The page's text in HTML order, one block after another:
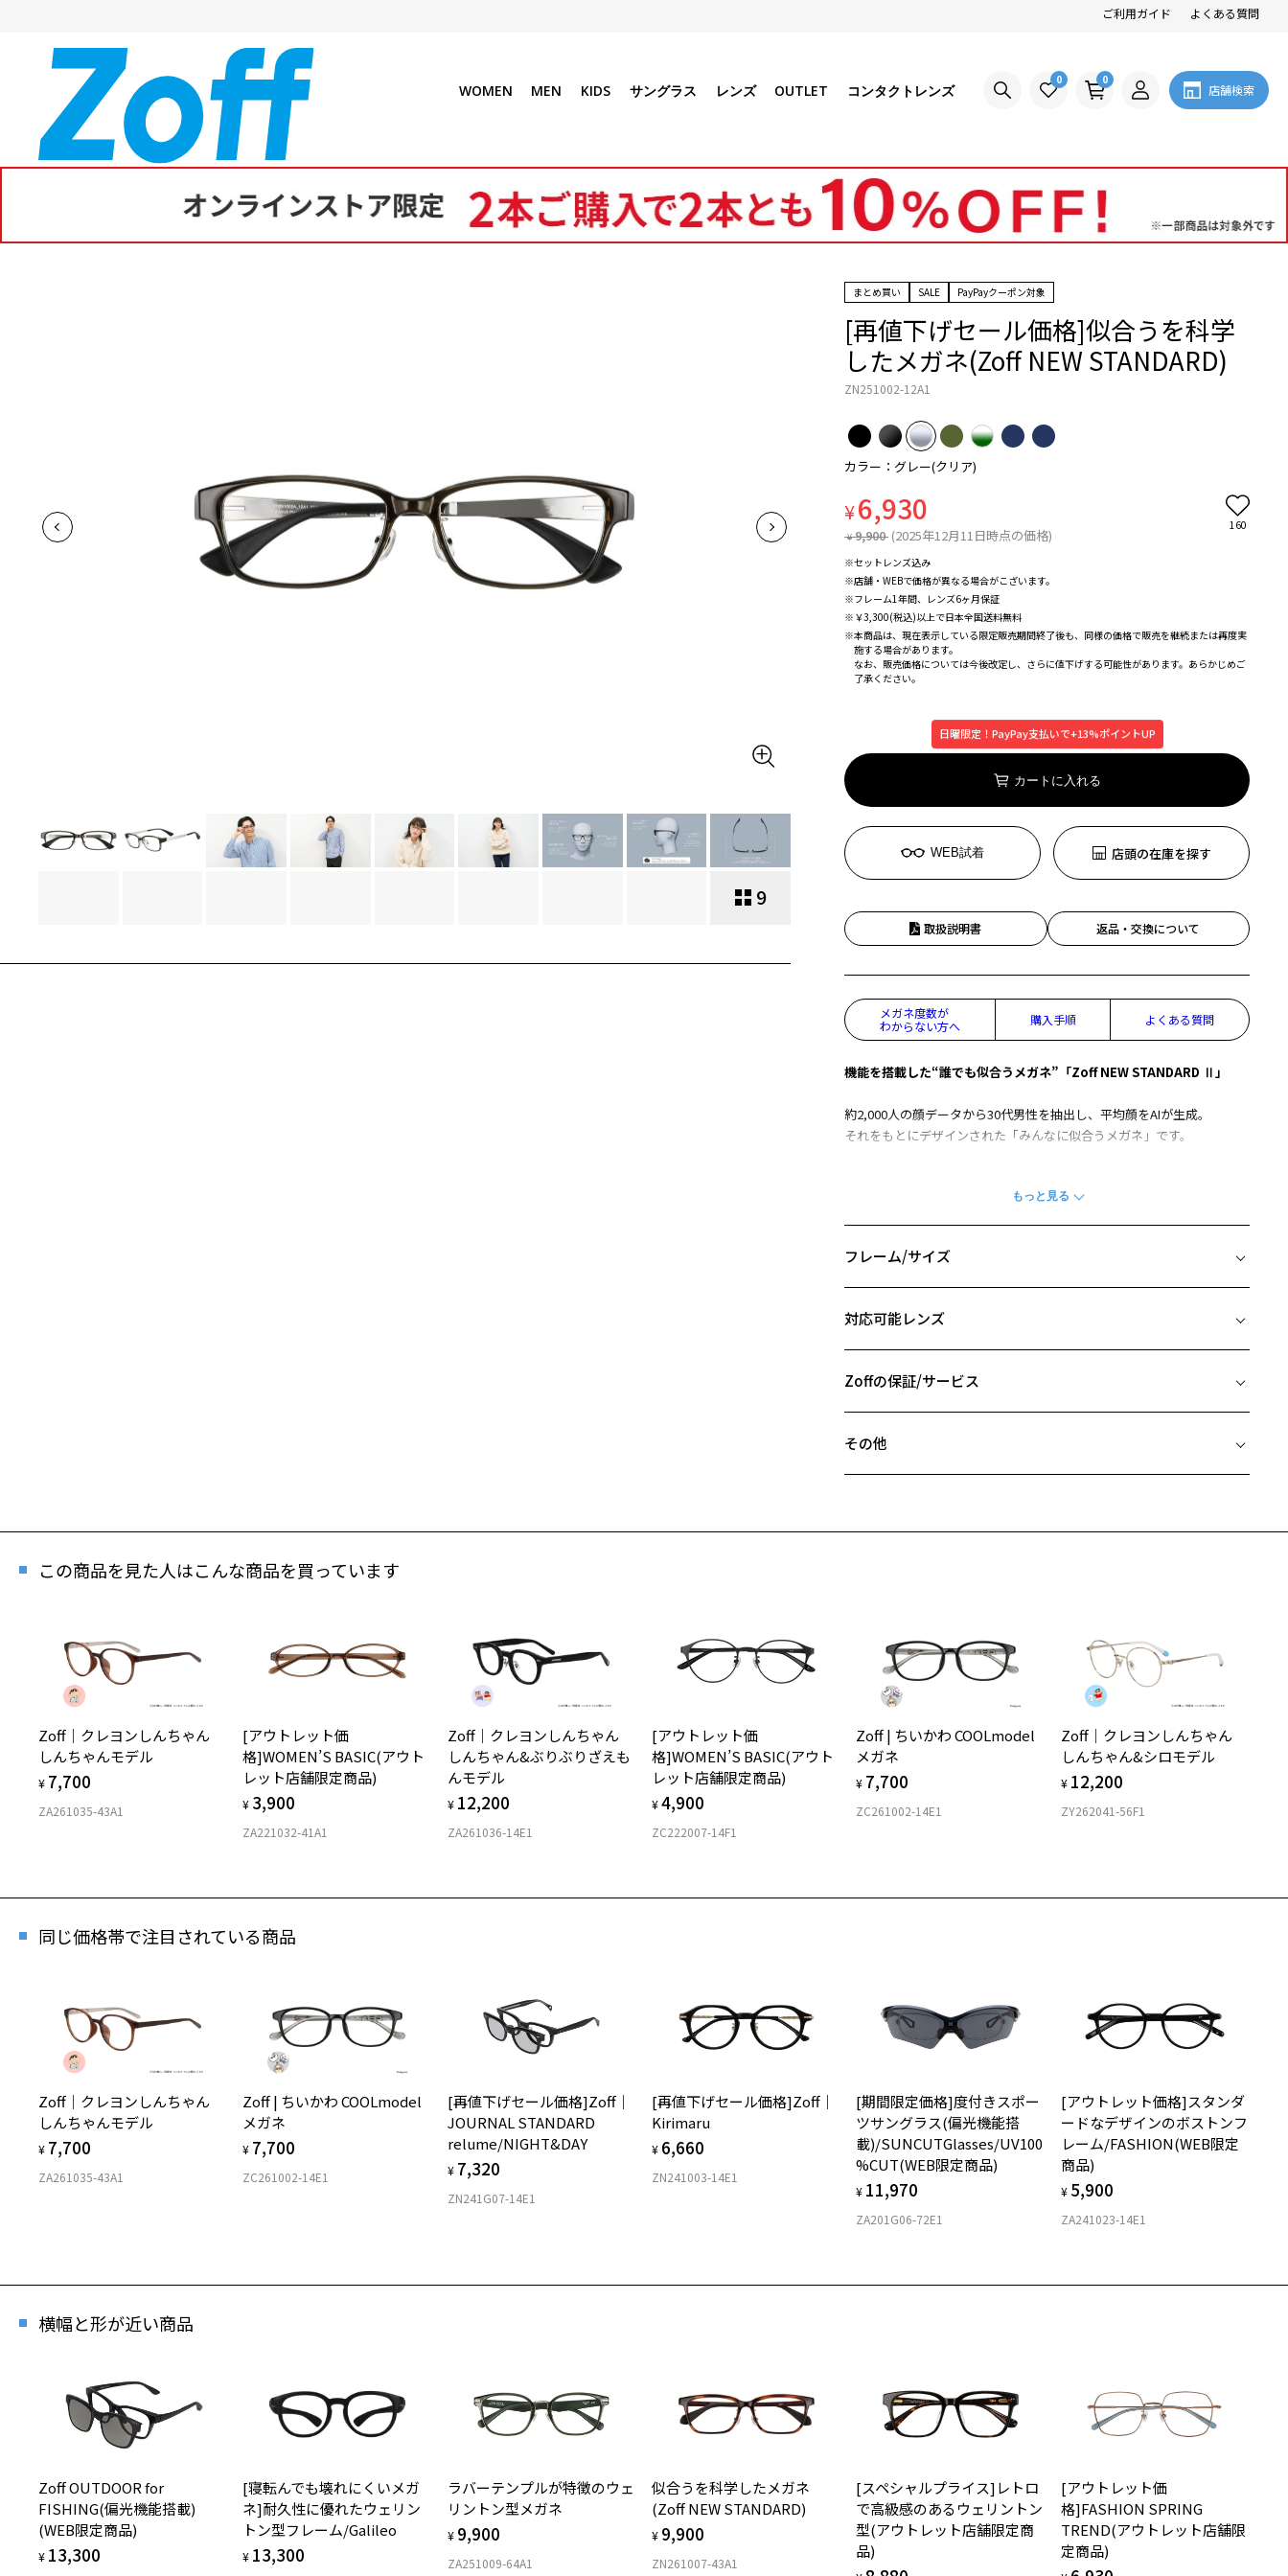
ご利用ガイド よくある質問
WOMEN MEN KIDS サングラス レンズ OUTLET コンタクトレンズ
0 0
店舗検索
9
まとめ買い SALE PayPayクーポン対象
[再値下げセール価格]似合うを科学
したメガネ(Zoff NEW STANDARD)
ZN251002-12A1
カラー：グレー(クリア)
¥6,930
¥ 9,900 (2025年12月11日時点の価格)
160
お気に入りリストはこちら
※セットレンズ込み
※店舗・WEBで価格が異なる場合がこざいます。
※フレーム1年間、レンズ6ヶ月保証
※￥3,300(税込)以上で日本全国送料無料
※本商品は、現在表示している限定販売期間終了後も、同様の価格で販売を継続または再度実
施する場合があります。
なお、販売価格については今後改定し、さらに値下げする可能性があります。あらかじめご
了承ください。
日曜限定！PayPay支払いで+13%ポイントUP
カートに入れる
WEB試着 店頭の在庫を探す
取扱説明書 返品・交換について
メガネ度数が
わからない方へ
購入手順 よくある質問
機能を搭載した“誰でも似合うメガネ”「Zoff NEW STANDARD Ⅱ」
約2,000人の顔データから30代男性を抽出し、平均顔をAIが生成。
それをもとにデザインされた「みんなに似合うメガネ」です。
①人間工学に基づいた男性平均値から設計されたフレームです。
この平均顔から、顔に対するフレームの最適な位置を算出し、メガネと
顔のバランスを考えフレーム内の瞳の位置を最適化したり、より良い位
②テンプルのクランク形状
を出すことで密着力をほどよく調整できるようになりました。
モダンの先に金と同じ比重のタングステン合金というレアメタルを内蔵
し、メガネ着用時の重心バランスを調整し、鼻にかかる負担を軽減して
新機能を搭載したことで、顔なじみの良いデザインだけでなく、フィッ
Zoff NEW STANDARD ページをみる
フレーム/サイズ
B ブリッジ(鼻部分)の横幅：17mm
お持ちのZoffメガネサイズを確認するには？
仕上がり寸法
D 仕上がりの横幅：約145mm
E 仕上がりの縦幅：約38mm
ウエリントン
フロント素材：French Plastic/メタル
対応可能レンズ
フレームとレンズの合計料金を知りたい方へ
Zoffの保証/サービス
安心2 視力測定無料
視力の変化を早めに発見するために、定期的な視力測定をおす
すめいたします。
安心3 かかり具合調整無料
フレームの歪みやかかり具合の調整・クリーニングは、全国の
Zoff店舗にていつでも対応いたします。
その他
＜メガネの度数情報がわからない方へ＞
オンラインストアでフレームのみ購入して、
ご購入時に「レンズ交換券」をお選びいただくと、実店舗で度数を測定
のうえ、
度付きレンズ（標準セットレンズ）へ無料交換いただけます。
この商品を見た人はこんな商品を買っています
Zoff｜クレヨンしんちゃん
しんちゃんモデル
¥ 7,700
ZA261035-43A1
[アウトレット価
格]WOMEN’S BASIC(アウト
レット店舗限定商品)
¥ 3,900
ZA221032-41A1
Zoff｜クレヨンしんちゃん
しんちゃん&ぶりぶりざえも
んモデル
¥ 12,200
ZA261036-14E1
[アウトレット価
格]WOMEN’S BASIC(アウト
レット店舗限定商品)
¥4,900
ZC222007-14F1
Zoff | ちいかわ COOLmodel
メガネ
¥ 7,700
ZC261002-14E1
Zoff｜クレヨンしんちゃん
しんちゃん&シロモデル
¥ 12,200
ZY262041-56F1
同じ価格帯で注目されている商品
Zoff｜クレヨンしんちゃん
しんちゃんモデル
¥ 7,700
ZA261035-43A1
Zoff | ちいかわ COOLmodel
メガネ
¥ 7,700
ZC261002-14E1
[再値下げセール価格]Zoff｜
JOURNAL STANDARD
relume/NIGHT&DAY
¥ 7,320
ZN241G07-14E1
[再値下げセール価格]Zoff｜
Kirimaru
¥ 6,660
ZN241003-14E1
[期間限定価格]度付きスポー
ツサングラス(偏光機能搭
載)/SUNCUTGlasses/UV100
%CUT(WEB限定商品)
¥ 11,970
ZA201G06-72E1
[アウトレット価格]スタンダ
ードなデザインのボストンフ
レーム/FASHION(WEB限定
商品)
¥ 5,900
ZA241023-14E1
横幅と形が近い商品
Zoff OUTDOOR for
FISHING(偏光機能搭載)
(WEB限定商品)
¥ 13,300
[寝転んでも壊れにくいメガ
ネ]耐久性に優れたウェリン
トン型フレーム/Galileo
¥ 13,300
ラバーテンプルが特徴のウェ
リントン型メガネ
¥ 9,900
ZA251009-64A1
似合うを科学したメガネ
(Zoff NEW STANDARD)
¥ 9,900
ZN261007-43A1
[スペシャルプライス]レトロ
で高級感のあるウェリントン
型(アウトレット店舗限定商
品)
[アウトレット価
格]FASHION SPRING
TREND(アウトレット店舗限
定商品)